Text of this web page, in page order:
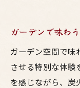
ガーデンで味わ
ガーデン空間で味
させる特別な体験
を感じながら、炭